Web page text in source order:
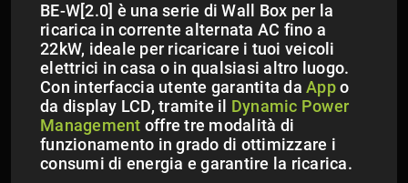
BE-W[2.0] è una serie di Wall Box per la
ricarica in corrente alternata AC fino a
22kW, ideale per ricaricare i tuoi veicoli
elettrici in casa o in qualsiasi altro luogo.
Con interfaccia utente garantita da Appo
da display LCD, tramite il Dynamic Power
Management offre tre modalità di
funzionamento in grado di ottimizzare i
consumi di energia e garantire la ricarica.